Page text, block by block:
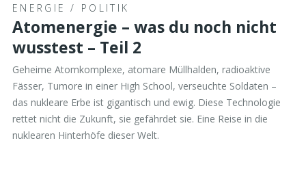
ENERGIE / POLITIK
Atomenergie – was du noch nicht
wusstest – Teil 2
Geheime Atomkomplexe, atomare Müllhalden, radioaktive
Fässer, Tumore in einer High School, verseuchte Soldaten –
das nukleare Erbe ist gigantisch und ewig. Diese Technologie
rettet nicht die Zukunft, sie gefährdet sie. Eine Reise in die
nuklearen Hinterhöfe dieser Welt.